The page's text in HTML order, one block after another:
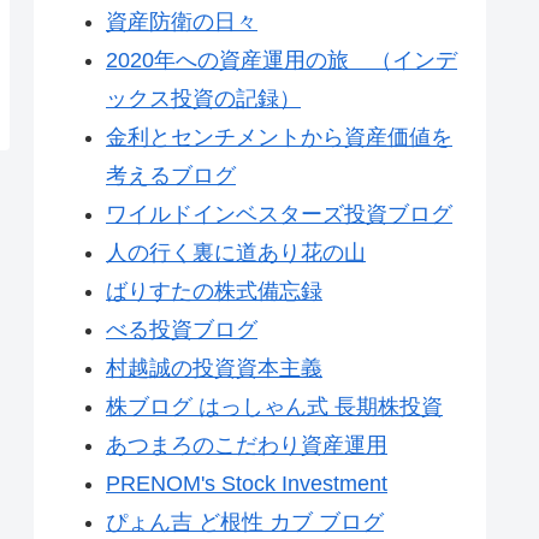
資産防衛の日々
2020年への資産運用の旅 （インデ
ックス投資の記録）
金利とセンチメントから資産価値を
考えるブログ
ワイルドインベスターズ投資ブログ
人の行く裏に道あり花の山
ばりすたの株式備忘録
べる投資ブログ
村越誠の投資資本主義
株ブログ はっしゃん式 長期株投資
あつまろのこだわり資産運用
PRENOM's Stock Investment
ぴょん吉 ど根性 カブ ブログ